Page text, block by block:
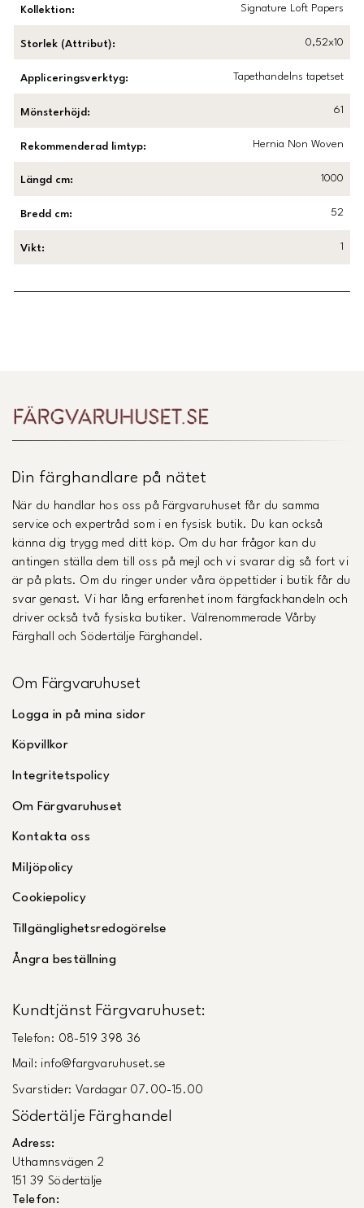
Kollektion: Signature Loft Papers
Storlek (Attribut): 0,52x10
Appliceringsverktyg: Tapethandelns tapetset
Mönsterhöjd : 61
Rekommenderad limtyp: Hernia Non Woven
Längd cm: 1000
Bredd cm: 52
Vikt: 1
Din färghandlare på nätet
När du handlar hos oss på Färgvaruhuset får du samma
service och expertråd som i en fysisk butik. Du kan också
känna dig trygg med ditt köp. Om du har frågor kan du
antingen ställa dem till oss på mejl och vi svarar dig så fort vi
är på plats. Om du ringer under våra öppettider i butik får du
svar genast. Vi har lång erfarenhet inom färgfackhandeln och
driver också två fysiska butiker. Välrenommerade Vårby
Färghall och Södertälje Färghandel.
Om Färgvaruhuset
Logga in på mina sidor
Köpvillkor
Integritetspolicy
Om Färgvaruhuset
Kontakta oss
Miljöpolicy
Cookiepolicy
Tillgänglighetsredogörelse
Ångra beställning
Kundtjänst Färgvaruhuset:
Telefon: 08-519 398 36
Mail: info@fargvaruhuset.se
Svarstider: Vardagar 07.00-15.00
Södertälje Färghandel
Adress:
Uthamnsvägen 2
151 39 Södertälje
Telefon: